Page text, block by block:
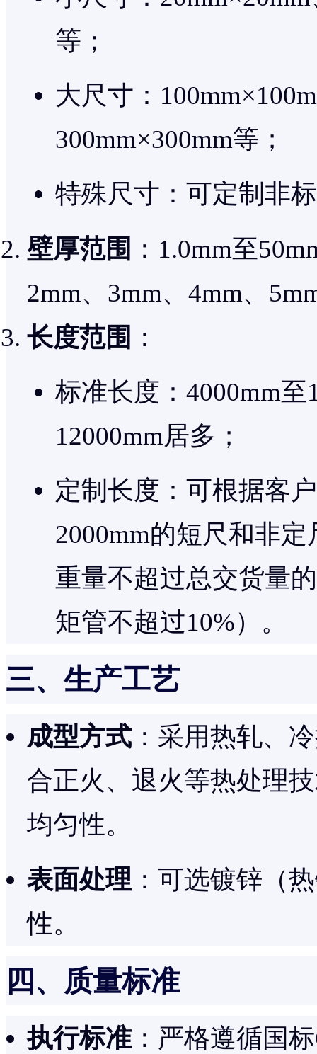
等；
大尺寸：
300mm×300mm等；
特殊尺寸：可定制非
壁厚范围 ：1.0mm至
2mm、3mm、4mm、
长度范围 ：
标准长度：4000mm至
12000mm居多；
定制长度：可根据客
2000mm的短尺和非
重量不超过总交货量
矩管不超过10%）。
三、生产工艺
成型方式 ：采用热轧、
合正火、退火等热处理
均匀性。
表面处理 ：可选镀锌（
性。
四、质量标准
执行标准：严格遵循国